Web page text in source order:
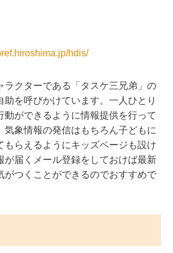
hdis/
ラクターである「タスケ三兄弟」の
助を呼びかけています。一人ひとり
動ができるように情報提供を行って
気象情報の発信はもちろん子どもに
もらえるようにキッズページも設け
が届くメール登録をしておけば最新
がつくことができるのでおすすめで